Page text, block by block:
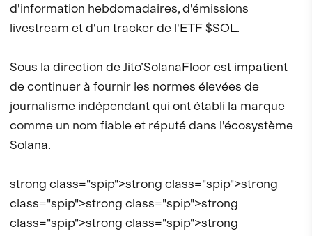
d'information hebdomadaires, d'émissions
livestream et d'un tracker de l'ETF $SOL.
Sous la direction de Jito’SolanaFloor est impatient
de continuer à fournir les normes élevées de
journalisme indépendant qui ont établi la marque
comme un nom fiable et réputé dans l'écosystème
Solana.
strong class="spip">strong class="spip">strong
class="spip">strong class="spip">strong
class="spip">strong class="spip">strong